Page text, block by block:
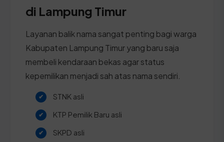
di Lampung Timur
Layanan balik nama sangat penting bagi warga
Kabupaten Lampung Timur yang baru saja
membeli kendaraan bekas agar status
kepemilikan menjadi sah atas nama sendiri.
STNK asli
KTP Pemilik Baru asli
SKPD asli